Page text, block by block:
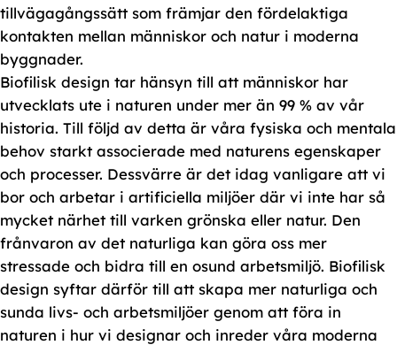
tillvägagångssätt som främjar den fördelaktiga
kontakten mellan människor och natur i moderna
byggnader.
Biofilisk design tar hänsyn till att människor har
utvecklats ute i naturen under mer än 99 % av vår
historia. Till följd av detta är våra fysiska och mentala
behov starkt associerade med naturens egenskaper
och processer. Dessvärre är det idag vanligare att vi
bor och arbetar i artificiella miljöer där vi inte har så
mycket närhet till varken grönska eller natur. Den
frånvaron av det naturliga kan göra oss mer
stressade och bidra till en osund arbetsmiljö. Biofilisk
design syftar därför till att skapa mer naturliga och
sunda livs- och arbetsmiljöer genom att föra in
naturen i hur vi designar och inreder våra moderna